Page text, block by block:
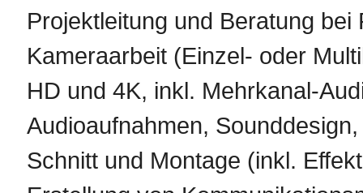
Projektleitung und Beratung bei
Kameraarbeit (Einzel- oder
HD und 4K, inkl. Mehrkanal-
Audioaufnahmen,
Schnitt und Montage (inkl.